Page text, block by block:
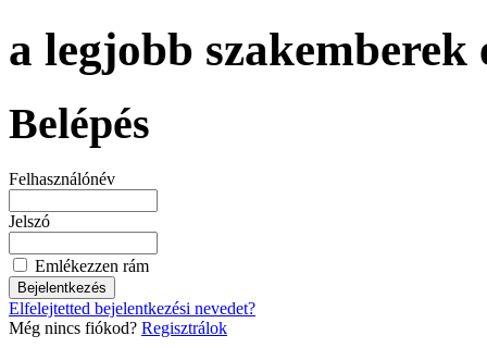
a legjobb szakemberek
Belépés
Felhasználónév
Jelszó
Emlékezzen rám
Elfelejtetted bejelentkezési nevedet?
Még nincs fiókod? Regisztrálok